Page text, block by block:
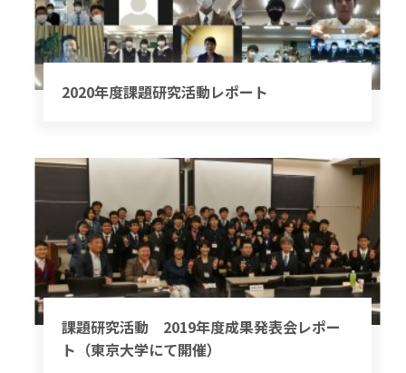
2020年度課題研究活動レポート
課題研究活動 2019年度成果発表会レポー
ト（東京大学にて開催）